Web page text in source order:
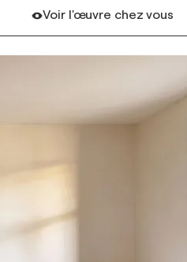
Voir l'œuvre chez vous